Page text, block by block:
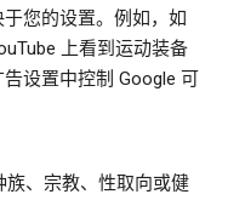
于您的设置。例如，如
上看到运动装备
告设置中控制 Google 可
族、宗教、性取向或健